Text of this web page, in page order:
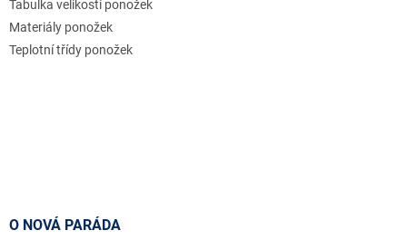
Tabulka velikostí ponožek
Materiály ponožek
Teplotní třídy ponožek
O NOVÁ PARÁDA